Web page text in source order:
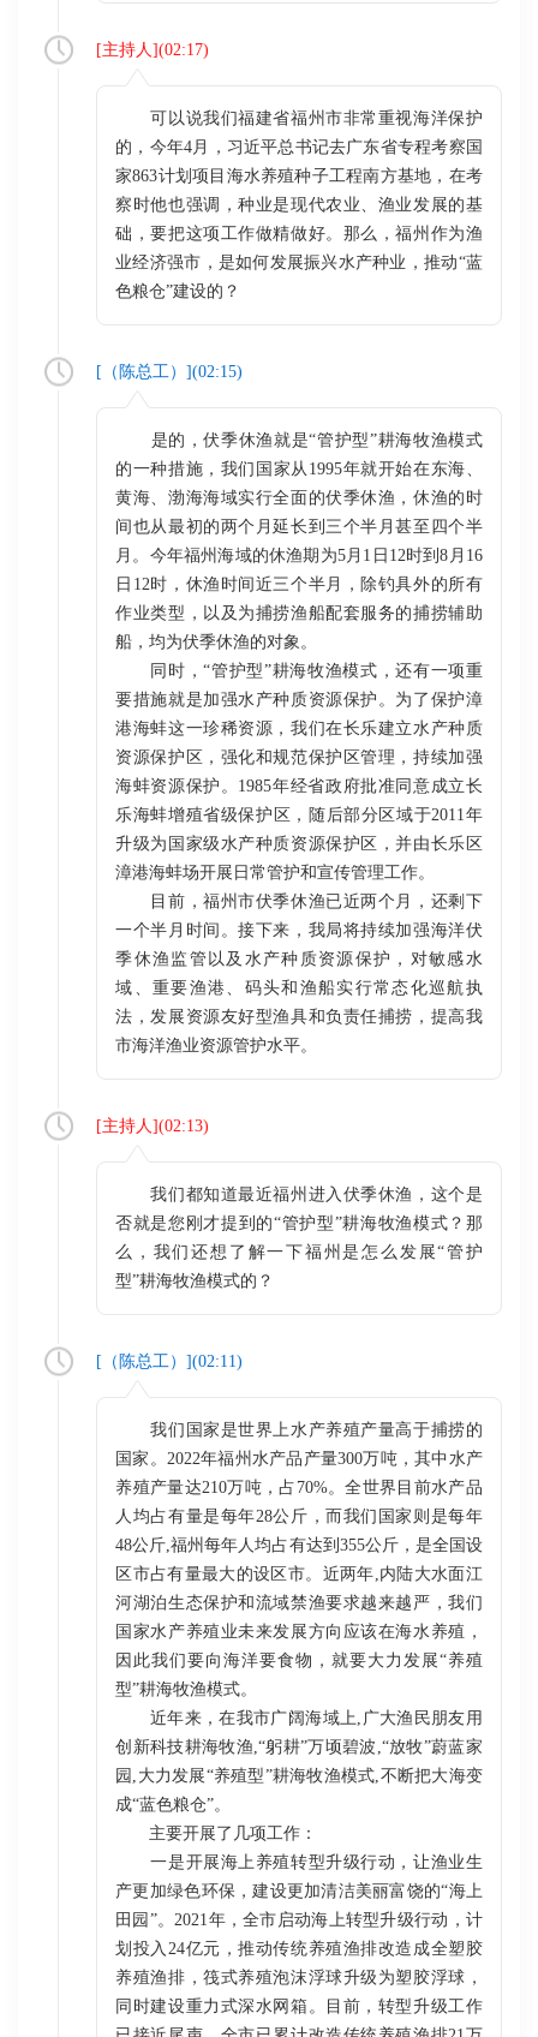
[主持人](02:17)
可以说我们福建省福州市非常重视海洋保护
的，今年4月，习近平总书记去广东省专程考察国
家863计划项目海水养殖种子工程南方基地，在考
察时他也强调，种业是现代农业、渔业发展的基
础，要把这项工作做精做好。那么，福州作为渔
业经济强市，是如何发展振兴水产种业，推动“蓝
色粮仓”建设的？
[（ 陈总工）](02:15)
是的，伏季休渔就是“管护型”耕海牧渔模式
的一种措施，我们国家从1995年就开始在东海、
黄海、渤海海域实行全面的伏季休渔，休渔的时
间也从最初的两个月延长到三个半月甚至四个半
月。今年福州海域的休渔期为5月1日12时到8月16
日12时，休渔时间近三个半月，除钓具外的所有
作业类型，以及为捕捞渔船配套服务的捕捞辅助
船，均为伏季休渔的对象。
同时，“管护型”耕海牧渔模式，还有一项重
要措施就是加强水产种质资源保护。为了保护漳
港海蚌这一珍稀资源，我们在长乐建立水产种质
资源保护区，强化和规范保护区管理，持续加强
海蚌资源保护。1985年经省政府批准同意成立长
乐海蚌增殖省级保护区，随后部分区域于2011年
升级为国家级水产种质资源保护区，并由长乐区
漳港海蚌场开展日常管护和宣传管理工作。
目前，福州市伏季休渔已近两个月，还剩下
一个半月时间。接下来，我局将持续加强海洋伏
季休渔监管以及水产种质资源保护，对敏感水
域、重要渔港、码头和渔船实行常态化巡航执
法，发展资源友好型渔具和负责任捕捞，提高我
市海洋渔业资源管护水平。
[主持人](02:13)
我们都知道最近福州进入伏季休渔，这个是
否就是您刚才提到的“管护型”耕海牧渔模式？那
么，我们还想了解一下福州是怎么发展“管护
型”耕海牧渔模式的？
[（ 陈总工）](02:11)
我们国家是世界上水产养殖产量高于捕捞的
国家。2022年福州水产品产量300万吨，其中水产
养殖产量达210万吨，占70%。全世界目前水产品
人均占有量是每年28公斤，而我们国家则是每年
48公斤,福州每年人均占有达到355公斤，是全国设
区市占有量最大的设区市。近两年,内陆大水面江
河湖泊生态保护和流域禁渔要求越来越严，我们
国家水产养殖业未来发展方向应该在海水养殖，
因此我们要向海洋要食物，就要大力发展“养殖
型”耕海牧渔模式。
近年来，在我市广阔海域上,广大渔民朋友用
创新科技耕海牧渔,“躬耕”万顷碧波,“放牧”蔚蓝家
园,大力发展“养殖型”耕海牧渔模式,不断把大海变
成“蓝色粮仓”。
主要开展了几项工作：
一是开展海上养殖转型升级行动，让渔业生
产更加绿色环保，建设更加清洁美丽富饶的“海上
田园”。2021年，全市启动海上转型升级行动，计
划投入24亿元，推动传统养殖渔排改造成全塑胶
养殖渔排，筏式养殖泡沫浮球升级为塑胶浮球，
同时建设重力式深水网箱。目前，转型升级工作